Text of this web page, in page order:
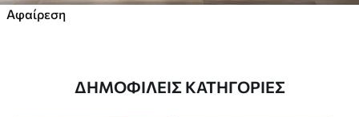
Αφαίρεση
ΔΗΜΟΦΙΛΕΊΣ ΚΑΤΗΓΟΡΊΕΣ